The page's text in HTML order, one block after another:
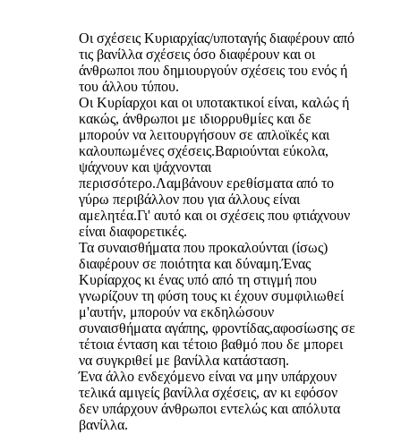
Οι σχέσεις Κυριαρχίας/υποταγής διαφέρουν από
τις βανίλλα σχέσεις όσο διαφέρουν και οι
άνθρωποι που δημιουργούν σχέσεις του ενός ή
του άλλου τύπου.
Οι Κυρίαρχοι και οι υποτακτικοί είναι, καλώς ή
κακώς, άνθρωποι με ιδιορρυθμίες και δε
μπορούν να λειτουργήσουν σε απλοϊκές και
καλουπωμένες σχέσεις.Βαριούνται εύκολα,
ψάχνουν και ψάχνονται
περισσότερο.Λαμβάνουν ερεθίσματα από το
γύρω περιβάλλον που για άλλους είναι
αμελητέα.Γι' αυτό και οι σχέσεις που φτιάχνουν
είναι διαφορετικές.
Τα συναισθήματα που προκαλούνται (ίσως)
διαφέρουν σε ποιότητα και δύναμη.Ένας
Κυρίαρχος κι ένας υπό από τη στιγμή που
γνωρίζουν τη φύση τους κι έχουν συμφιλιωθεί
μ'αυτήν, μπορούν να εκδηλώσουν
συναισθήματα αγάπης, φροντίδας,αφοσίωσης σε
τέτοια ένταση και τέτοιο βαθμό που δε μπορει
να συγκριθεί με βανίλλα κατάσταση.
Ένα άλλο ενδεχόμενο είναι να μην υπάρχουν
τελικά αμιγείς βανίλλα σχέσεις, αν κι εφόσον
δεν υπάρχουν άνθρωποι εντελώς και απόλυτα
βανίλλα.